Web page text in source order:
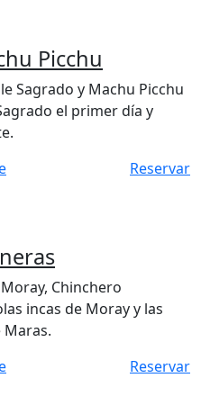
Picchu
Sagrado y Machu Picchu
el primer día y
Reservar
Chinchero
incas de Moray y las
Reservar